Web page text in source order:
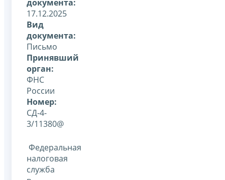
документа:
17.12.2025
Вид
документа:
Письмо
Принявший
орган:
ФНС
России
Номер:
СД-4-
3/11380@
Федеральная
налоговая
служба